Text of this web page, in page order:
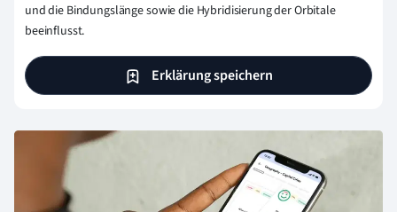
und die Bindungslänge sowie die Hybridisierung der Orbitale
beeinflusst.
Erklärung speichern